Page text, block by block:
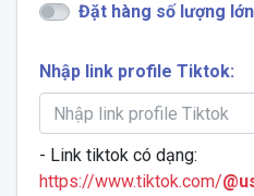
Đặt hàng số lượng lớn
Nhập link profile Tiktok:
- Link tiktok có dạng:
https://www.tiktok.com/